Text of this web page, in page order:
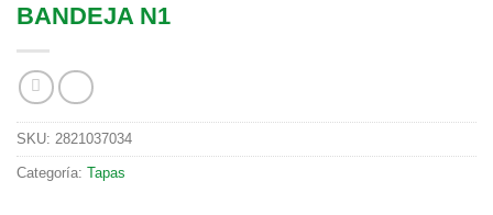
BANDEJA N1
SKU: 2821037034
Categoría: Tapas